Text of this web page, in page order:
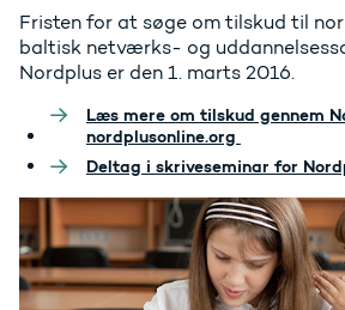
Fristen for at søge om tilskud til
baltisk netværks- og
Nordplus er den 1. marts 2016.
Læs mere om tilskud gennem
nordplusonline.org
Deltag i skriveseminar for